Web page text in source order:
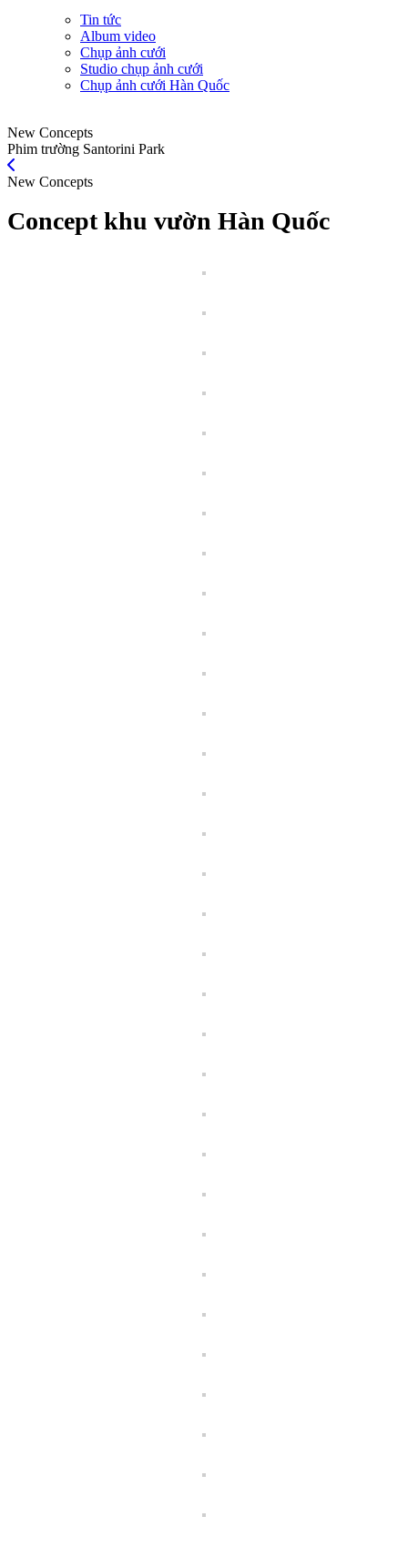
Tin tức
Album video
Chụp ảnh cưới
Studio chụp ảnh cưới
Chụp ảnh cưới Hàn Quốc
New Concepts
Phim trường Santorini Park
New Concepts
Concept khu vườn Hàn Quốc